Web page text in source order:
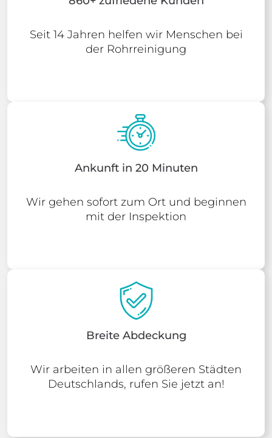
Seit 14 Jahren helfen wir Menschen bei
der Rohrreinigung
Ankunft in 20 Minuten
Wir gehen sofort zum Ort und beginnen
mit der Inspektion
Breite Abdeckung
Wir arbeiten in allen größeren Städten
Deutschlands, rufen Sie jetzt an!